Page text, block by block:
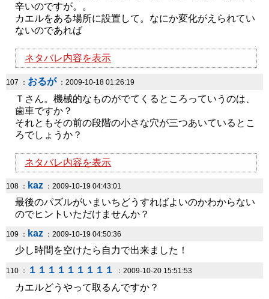
辛いのですが。。
カエルをある場所に設置して。なにか変化がえられてい
ないのであれば
ネタバレ内容を表示
107 ： おるが：2009-10-18 01:26:19
Ｔさん。機械的なものがでてくるところっていうのは、
歯車ですか？
それともその前の段階の小さな穴が三つあいているとこ
ろでしょうか？
ネタバレ内容を表示
108 ： kaz ：2009-10-19 04:43:01
最後のパズルがいまいちどうすればよいのかわからない
のでヒントいただけませんか？
109 ： kaz ：2009-10-19 04:50:36
少し時間を空けたら自力で出来ました！
110 ： １１１１１１１１１ ：2009-10-20 15:51:53
カエルどうやって取るんですか？